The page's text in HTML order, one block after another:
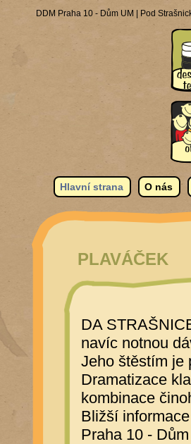
DDM Praha 10 - Dům UM | Pod
Hlavní strana O nás
PLAVÁČEK
DA
navíc notnou
Jeho štěstím je
Dramatizace
kombinace
Bližší
Praha 10 -